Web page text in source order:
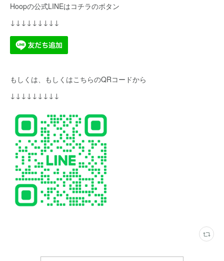
Hoopの公式LINEはコチラのボタン
↓↓↓↓↓↓↓↓↓
もしくは、もしくはこちらのQRコードから
↓↓↓↓↓↓↓↓↓